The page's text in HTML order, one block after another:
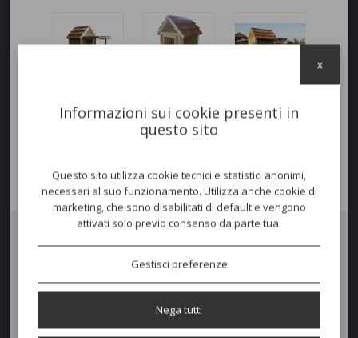
in legno d'abete rifinito a grezzo, con innesti in legno di eucalipto
sudafricano trattato in autoclave per esterno.
*Disponibile anche nella versione con portico*
Informazioni sui cookie presenti in
questo sito
Questo sito utilizza cookie tecnici e statistici anonimi,
necessari al suo funzionamento. Utilizza anche cookie di
marketing, che sono disabilitati di default e vengono
attivati solo previo consenso da parte tua.
Gestisci preferenze
Nega tutti
x